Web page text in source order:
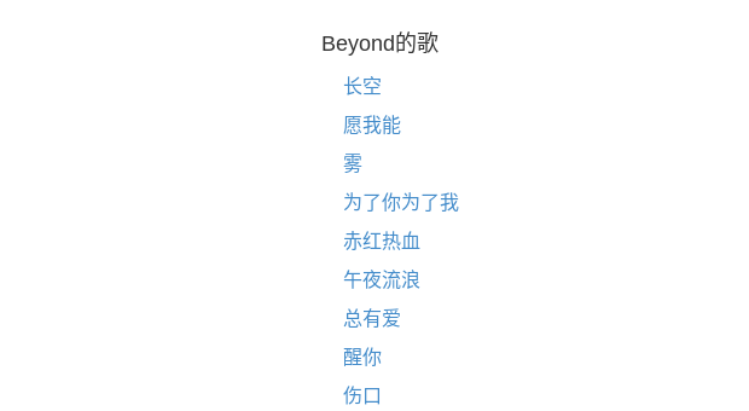
Beyond的歌
长空
愿我能
雾
为了你为了我
赤红热血
午夜流浪
总有爱
醒你
伤口